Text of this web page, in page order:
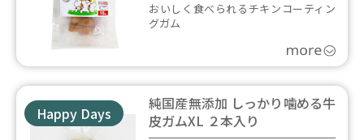
おいしく食べられるチキンコーティン
グガム
Happy Days
純国産無添加 しっかり噛める牛
皮ガムXL ２本入り